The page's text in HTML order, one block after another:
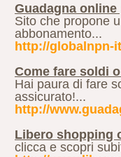
Guadagna
Sito che propone
abbonamento...
http://globalnpn-
Come fare soldi
Hai paura di fare
assicurato!...
http://
Libero shopping
clicca e scopri